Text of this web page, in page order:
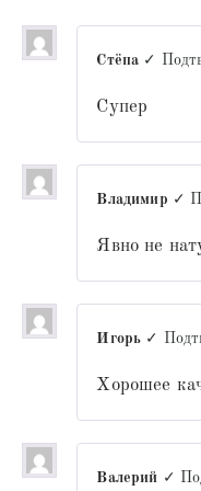
Стёпа ✓
Супер
Владимир ✓
Явно не
Игорь ✓
Хорошее
Валерий ✓